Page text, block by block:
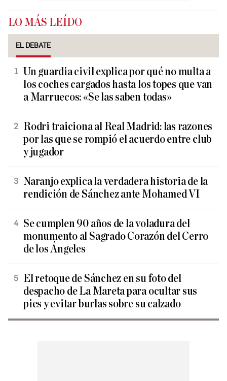
LO MÁS LEÍDO
EL DEBATE
Un guardia civil explica por qué no multa a
los coches cargados hasta los topes que van
a Marruecos: «Se las saben todas»
Rodri traiciona al Real Madrid: las razones
por las que se rompió el acuerdo entre club
y jugador
Naranjo explica la verdadera historia de la
rendición de Sánchez ante Mohamed VI
Se cumplen 90 años de la voladura del
monumento al Sagrado Corazón del Cerro
de los Ángeles
El retoque de Sánchez en su foto del
despacho de La Mareta para ocultar sus
pies y evitar burlas sobre su calzado